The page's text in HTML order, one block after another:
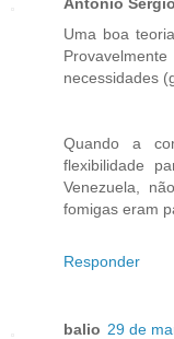
Uma boa
necessidades
Quando a
flexibilidade
Venezuela,
fomigas eram
Responder
balio 29 de